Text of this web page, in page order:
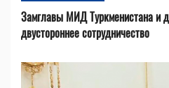
Замглавы МИД Туркменистана и
двустороннее сотрудничество